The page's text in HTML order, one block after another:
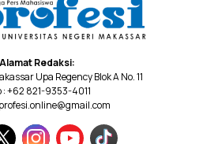
Alamat Redaksi:
Upa Regency Blok A No. 11
: +62 821-9353-4011